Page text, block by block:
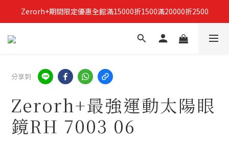
立即加入Zerorh+官網會員，獲得購物禮金
Zerorh+期間限定優惠全館滿15000折1500滿20000折2500
立即加入Zerorh+官網會員，獲得購物禮金
分享到
Zerorh+最強運動太陽眼
鏡RH 7003 06